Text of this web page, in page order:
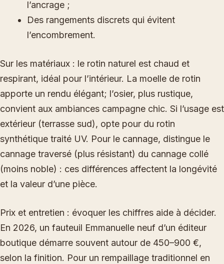
l’ancrage ;
Des rangements discrets qui évitent
l’encombrement.
Sur les matériaux : le rotin naturel est chaud et
respirant, idéal pour l’intérieur. La moelle de rotin
apporte un rendu élégant; l’osier, plus rustique,
convient aux ambiances campagne chic. Si l’usage est
extérieur (terrasse sud), opte pour du rotin
synthétique traité UV. Pour le cannage, distingue le
cannage traversé (plus résistant) du cannage collé
(moins noble) : ces différences affectent la longévité
et la valeur d’une pièce.
Prix et entretien : évoquer les chiffres aide à décider.
En 2026, un fauteuil Emmanuelle neuf d’un éditeur
boutique démarre souvent autour de 450–900 €,
selon la finition. Pour un rempaillage traditionnel en